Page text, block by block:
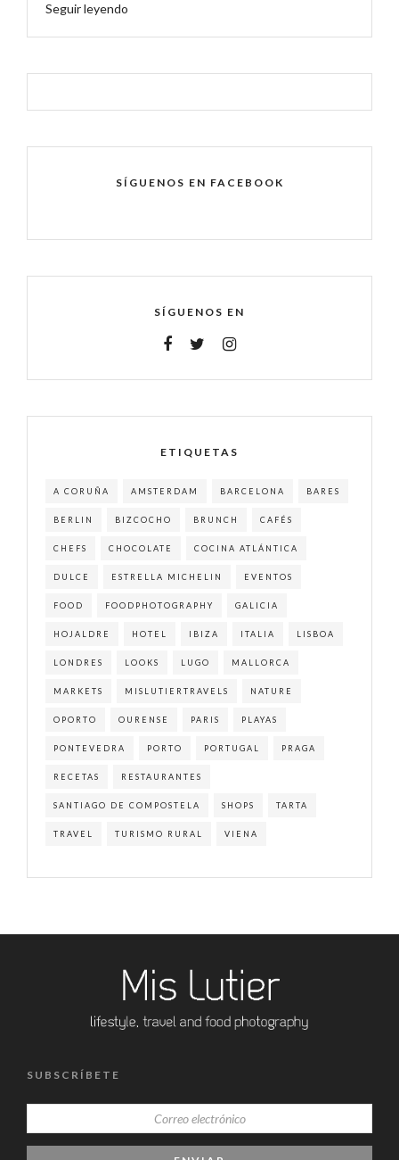
Seguir leyendo
SÍGUENOS EN FACEBOOK
SÍGUENOS EN
ETIQUETAS
A CORUÑA AMSTERDAM BARCELONA BARES
BERLIN BIZCOCHO BRUNCH CAFÉS
CHEFS CHOCOLATE COCINA ATLÁNTICA
DULCE ESTRELLA MICHELIN EVENTOS
FOOD FOODPHOTOGRAPHY GALICIA
HOJALDRE HOTEL IBIZA ITALIA LISBOA
LONDRES LOOKS LUGO MALLORCA
MARKETS MISLUTIERTRAVELS NATURE
OPORTO OURENSE PARIS PLAYAS
PONTEVEDRA PORTO PORTUGAL PRAGA
RECETAS RESTAURANTES
SANTIAGO DE COMPOSTELA SHOPS TARTA
TRAVEL TURISMO RURAL VIENA
SUBSCRÍBETE